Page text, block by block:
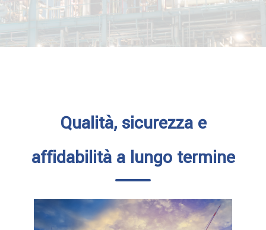
Qualità, sicurezza e
affidabilità a lungo termine